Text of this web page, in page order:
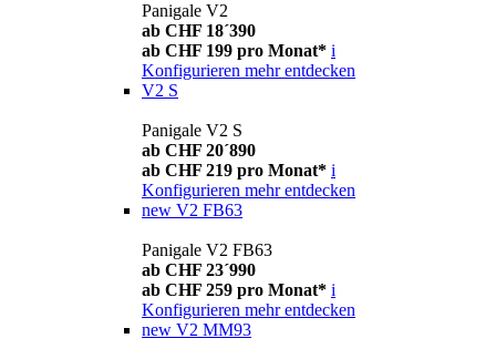
Panigale V2
ab CHF 18´390
ab CHF 199 pro Monat* i
Konfigurieren mehr entdecken
V2 S
Panigale V2 S
ab CHF 20´890
ab CHF 219 pro Monat* i
Konfigurieren mehr entdecken
new V2 FB63
Panigale V2 FB63
ab CHF 23´990
ab CHF 259 pro Monat* i
Konfigurieren mehr entdecken
new V2 MM93